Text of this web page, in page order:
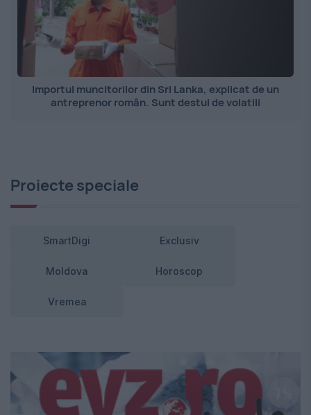
Importul muncitorilor din Sri Lanka, explicat de un
antreprenor român. Sunt destul de volatili
Proiecte speciale
SmartDigi Exclusiv
Moldova Horoscop
Vremea